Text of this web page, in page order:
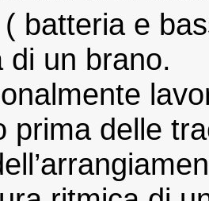
batteria e
di un brano.
prima delle